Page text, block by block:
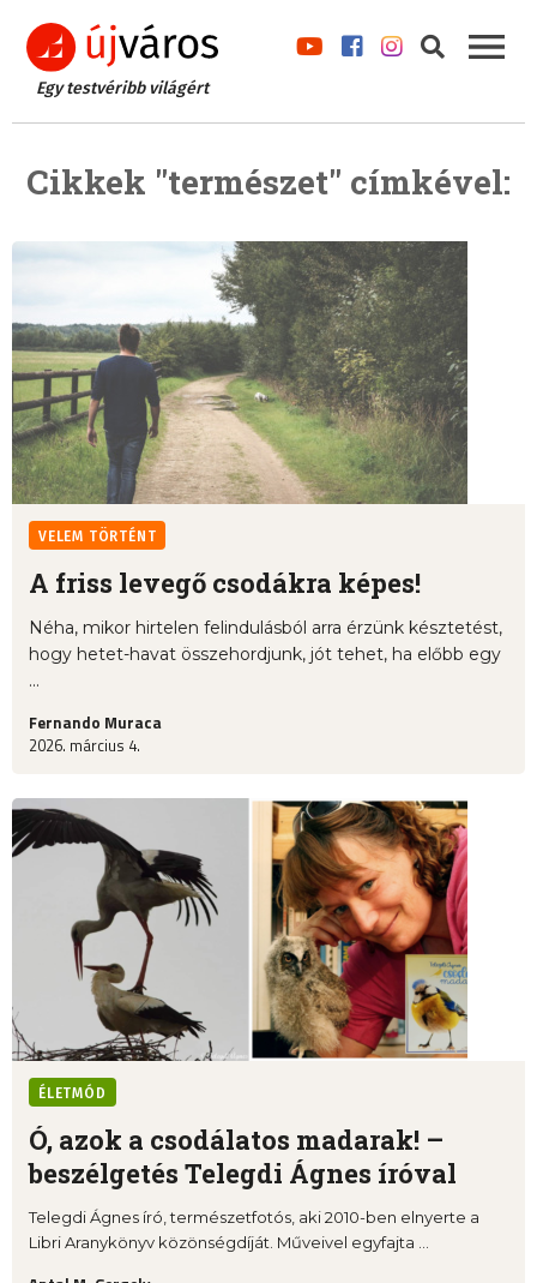
Egy testvéribb világért
Cikkek "természet" címkével:
VELEM TÖRTÉNT
A friss levegő csodákra képes!
Néha, mikor hirtelen felindulásból arra érzünk késztetést,
hogy hetet-havat összehordjunk, jót tehet, ha előbb egy
...
Fernando Muraca
2026. március 4.
ÉLETMÓD
Ó, azok a csodálatos madarak! –
beszélgetés Telegdi Ágnes íróval
Telegdi Ágnes író, természetfotós, aki 2010-ben elnyerte a
Libri Aranykönyv közönségdíját. Műveivel egyfajta ...